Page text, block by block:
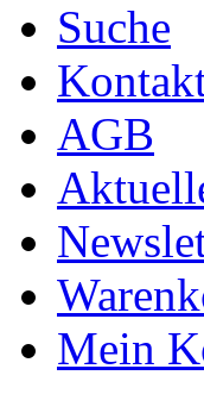
Suche
AGB
Mein